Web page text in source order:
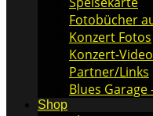
Fotobücher
Konzert Fotos
Konzert-
Partner/Links
Blues Garage
Shop